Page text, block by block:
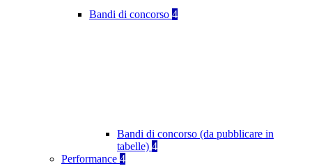
Bandi di concorso 4
Bandi di concorso (da pubblicare in
tabelle) 4
Performance 4